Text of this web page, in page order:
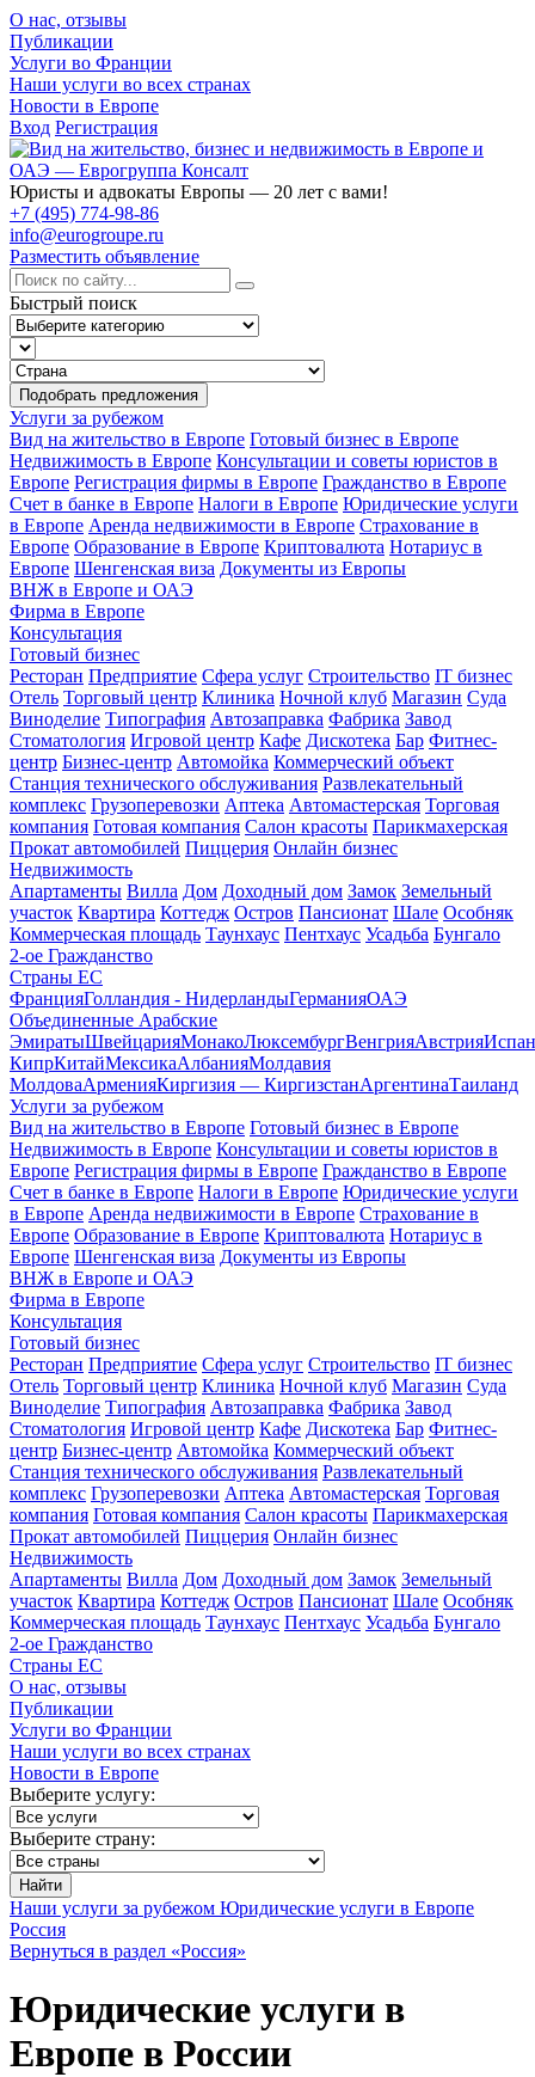
О нас, отзывы
Публикации
Услуги во Франции
Наши услуги во всех странах
Новости в Европе
Вход Регистрация
Юристы и адвокаты Европы — 20 лет с вами!
+7 (495) 774-98-86
info@eurogroupe.ru
Разместить объявление
Быстрый поиск
Подобрать предложения
Услуги за рубежом
Вид на жительство в Европе Готовый бизнес в Европе
Недвижимость в Европе Консультации и советы юристов в
Европе Регистрация фирмы в Европе Гражданство в Европе
Счет в банке в Европе Налоги в Европе Юридические услуги
в Европе Аренда недвижимости в Европе Страхование в
Европе Образование в Европе Криптовалюта Нотариус в
Европе Шенгенская виза Документы из Европы
ВНЖ в Европе и ОАЭ
Фирма в Европе
Консультация
Готовый бизнес
Ресторан Предприятие Сфера услуг Строительство IT бизнес
Отель Торговый центр Клиника Ночной клуб Магазин Суда
Виноделие Типография Автозаправка Фабрика Завод
Стоматология Игровой центр Кафе Дискотека Бар Фитнес-
центр Бизнес-центр Автомойка Коммерческий объект
Станция технического обслуживания Развлекательный
комплекс Грузоперевозки Аптека Автомастерская Торговая
компания Готовая компания Салон красоты Парикмахерская
Прокат автомобилей Пиццерия Онлайн бизнес
Недвижимость
Апартаменты Вилла Дом Доходный дом Замок Земельный
участок Квартира Коттедж Остров Пансионат Шале Особняк
Коммерческая площадь Таунхаус Пентхаус Усадьба Бунгало
2-ое Гражданство
Страны ЕС
ФранцияГолландия - НидерландыГерманияОАЭ
Объединенные Арабские
ЭмиратыШвейцарияМонакоЛюксембургВенгрияАвстрия
КипрКитайМексикаАлбанияМолдавия
МолдоваАрменияКиргизия — КиргизстанАргентинаТаиланд
Услуги за рубежом
Вид на жительство в Европе Готовый бизнес в Европе
Недвижимость в Европе Консультации и советы юристов в
Европе Регистрация фирмы в Европе Гражданство в Европе
Счет в банке в Европе Налоги в Европе Юридические услуги
в Европе Аренда недвижимости в Европе Страхование в
Европе Образование в Европе Криптовалюта Нотариус в
Европе Шенгенская виза Документы из Европы
ВНЖ в Европе и ОАЭ
Фирма в Европе
Консультация
Готовый бизнес
Ресторан Предприятие Сфера услуг Строительство IT бизнес
Отель Торговый центр Клиника Ночной клуб Магазин Суда
Виноделие Типография Автозаправка Фабрика Завод
Стоматология Игровой центр Кафе Дискотека Бар Фитнес-
центр Бизнес-центр Автомойка Коммерческий объект
Станция технического обслуживания Развлекательный
комплекс Грузоперевозки Аптека Автомастерская Торговая
компания Готовая компания Салон красоты Парикмахерская
Прокат автомобилей Пиццерия Онлайн бизнес
Недвижимость
Апартаменты Вилла Дом Доходный дом Замок Земельный
участок Квартира Коттедж Остров Пансионат Шале Особняк
Коммерческая площадь Таунхаус Пентхаус Усадьба Бунгало
2-ое Гражданство
Страны ЕС
О нас, отзывы
Публикации
Услуги во Франции
Наши услуги во всех странах
Новости в Европе
Выберите услугу:
Выберите страну:
Найти
Наши услуги за рубежом Юридические услуги в Европе
Россия
Вернуться в раздел «Россия»
Юридические услуги в
Европе в России